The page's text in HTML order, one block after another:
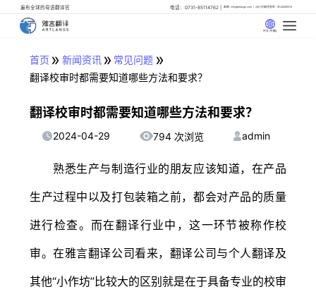
遍布全球的母语翻译官 电话：0731-85114762 邮箱: info@artlangs.com 24小时翻译管家: 18142666316
中文 (中国)
首页 » 新闻资讯» 常见问题 »
翻译校审时都需要知道哪些方法和要求？
翻译校审时都需要知道哪些方法和要求？
2024-04-29 794 次浏览 admin
熟悉生产与制造行业的朋友应该知道，在产品
生产过程中以及打包装箱之前，都会对产品的质量
进行检查。而在翻译行业中，这一环节被称作校
审。在雅言翻译公司看来，翻译公司与个人翻译及
其他“小作坊”比较大的区别就是在于具备专业的校审